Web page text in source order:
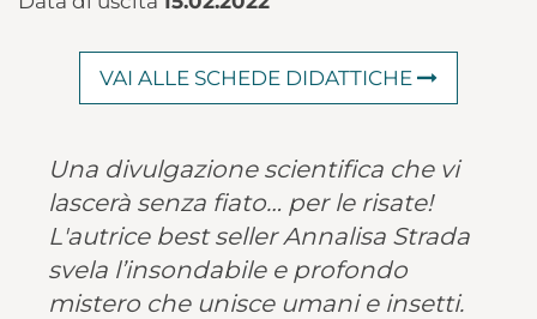
VAI ALLE SCHEDE DIDATTICHE
Una divulgazione scientifica che vi
lascerà senza fiato… per le risate!
L'autrice best seller Annalisa Strada
svela l’insondabile e profondo
mistero che unisce umani e insetti.